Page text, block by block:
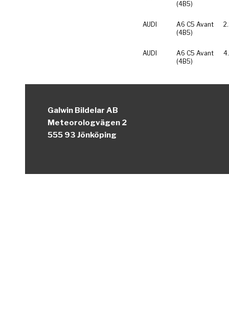
(4B5)
AUDI
A6 C5 Avant
(4B5)
AUDI
A6 C5 Avant
(4B5)
Galwin Bildelar AB
Meteorologvägen 2
555 93 Jönköping